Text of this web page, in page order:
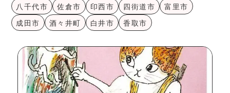
八千代市
佐倉市 印西市 四街道市
富里市
成田市
酒々井町 白井市 香取市